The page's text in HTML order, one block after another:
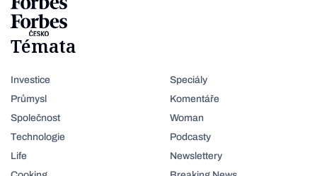
Témata
Investice
Průmysl
Společnost
Technologie
Life
Speciály
Komentáře
Woman
Podcasty
Newslettery